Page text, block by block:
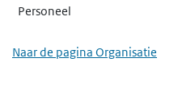
Personeel
Naar de pagina Organisatie